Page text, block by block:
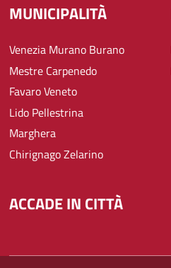
MUNICIPALITÀ
Venezia Murano Burano
Mestre Carpenedo
Favaro Veneto
Lido Pellestrina
Marghera
Chirignago Zelarino
ACCADE IN CITTÀ